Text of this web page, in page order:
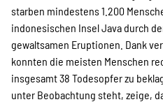
starben mindestens 1.200
indonesischen Insel Java durch
gewaltsamen Eruptionen. Dank
konnten die meisten Menschen
insgesamt 38 Todesopfer zu
unter Beobachtung steht, zeige,